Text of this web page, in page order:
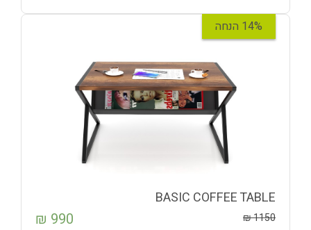
14% הנחה
BASIC COFFEE TABLE
1150
₪
990
₪